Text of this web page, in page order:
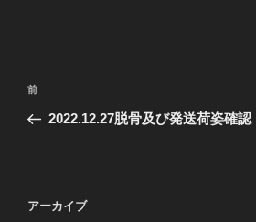
投
ナ
ー
前
の
前
2022.12.27脱骨及び発送荷姿確認
アーカイブ